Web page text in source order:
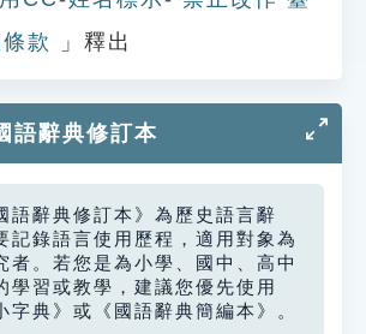
款
」釋出
語辭典修訂本
語辭典修訂本》為歷史語言辭
記錄語言使用歷程，適用對象為
者。若您是為小學、國中、高中
學習或教學，建議您優先使用
字典》或《國語辭典簡編本》。